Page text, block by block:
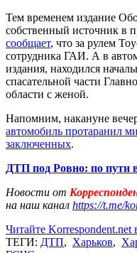
Тем временем издание
собственный источник в
сообщает, что за рулем
сотрудника ГАИ. А в
издания, находился
спасательной части
области с женой.
Напомним, накануне
автомобиль протаранил
заключенных.
ДТП под Ровно: по пути
Новости от
на наш канал https://t.me/
Читайте Korrespondent.net
ТЕГИ: ДТП, Харьков,